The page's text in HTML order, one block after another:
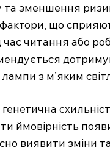
та зменшення
що
час читання або
з м’яким
ймовірність
виявити зміни